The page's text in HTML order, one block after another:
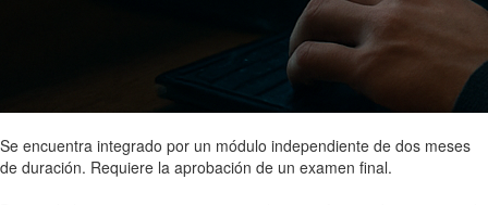
Se encuentra integrado por un módulo independiente de dos meses
de duración. Requiere la aprobación de un examen final.